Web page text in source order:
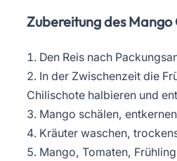
Zubereitung des Mango
Den Reis nach
In der Zwischenzeit die
Chilischote halbieren und
Mango schälen,
Kräuter waschen,
Mango, Tomaten,